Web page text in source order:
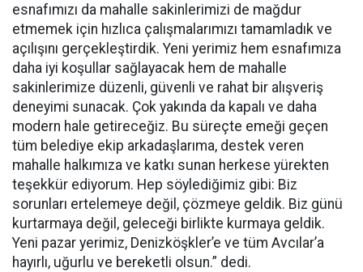
esnafımızı da mahalle sakinlerimizi de mağdur
etmemek için hızlıca çalışmalarımızı tamamladık ve
açılışını gerçekleştirdik. Yeni yerimiz hem esnafımıza
daha iyi koşullar sağlayacak hem de mahalle
sakinlerimize düzenli, güvenli ve rahat bir alışveriş
deneyimi sunacak. Çok yakında da kapalı ve daha
modern hale getireceğiz. Bu süreçte emeği geçen
tüm belediye ekip arkadaşlarıma, destek veren
mahalle halkımıza ve katkı sunan herkese yürekten
teşekkür ediyorum. Hep söylediğimiz gibi: Biz
sorunları ertelemeye değil, çözmeye geldik. Biz günü
kurtarmaya değil, geleceği birlikte kurmaya geldik.
Yeni pazar yerimiz, Denizköşkler’e ve tüm Avcılar’a
hayırlı, uğurlu ve bereketli olsun.” dedi.